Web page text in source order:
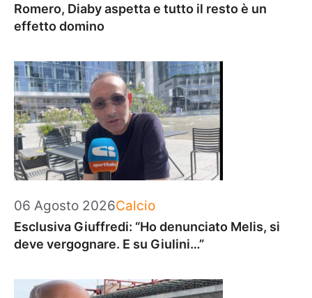
Romero, Diaby aspetta e tutto il resto è un
effetto domino
06 Agosto 2026Categorie
Calcio
Esclusiva Giuffredi: “Ho denunciato Melis, si
deve vergognare. E su Giulini…”